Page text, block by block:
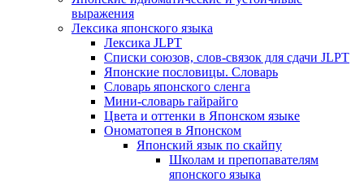
выражения
Лексика японского языка
Лексика JLPT
Списки союзов, слов-связок для сдачи JLPT
Японские пословицы. Словарь
Словарь японского сленга
Мини-словарь гайрайго
Цвета и оттенки в Японском языке
Ономатопея в Японском
Японский язык по скайпу
Школам и препопавателям
японского языка